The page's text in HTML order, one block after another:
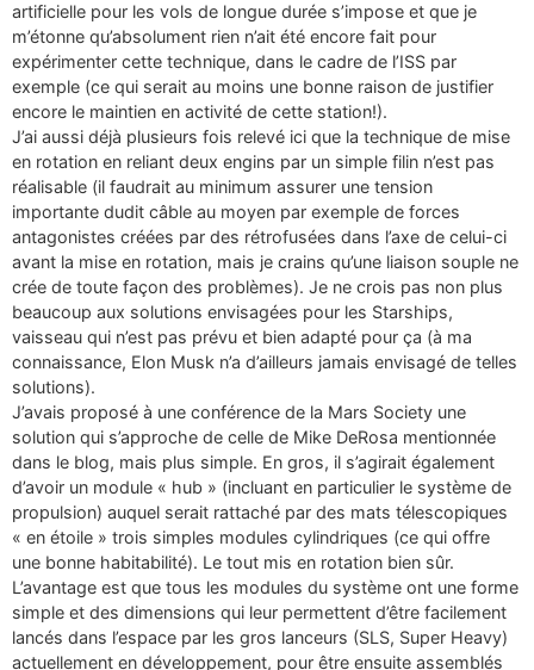
artificielle pour les vols de longue durée s’impose et que je
m’étonne qu’absolument rien n’ait été encore fait pour
expérimenter cette technique, dans le cadre de l’ISS par
exemple (ce qui serait au moins une bonne raison de justifier
encore le maintien en activité de cette station!).
J’ai aussi déjà plusieurs fois relevé ici que la technique de mise
en rotation en reliant deux engins par un simple filin n’est pas
réalisable (il faudrait au minimum assurer une tension
importante dudit câble au moyen par exemple de forces
antagonistes créées par des rétrofusées dans l’axe de celui-ci
avant la mise en rotation, mais je crains qu’une liaison souple ne
crée de toute façon des problèmes). Je ne crois pas non plus
beaucoup aux solutions envisagées pour les Starships,
vaisseau qui n’est pas prévu et bien adapté pour ça (à ma
connaissance, Elon Musk n’a d’ailleurs jamais envisagé de telles
solutions).
J’avais proposé à une conférence de la Mars Society une
solution qui s’approche de celle de Mike DeRosa mentionnée
dans le blog, mais plus simple. En gros, il s’agirait également
d’avoir un module « hub » (incluant en particulier le système de
propulsion) auquel serait rattaché par des mats télescopiques
« en étoile » trois simples modules cylindriques (ce qui offre
une bonne habitabilité). Le tout mis en rotation bien sûr.
L’avantage est que tous les modules du système ont une forme
simple et des dimensions qui leur permettent d’être facilement
lancés dans l’espace par les gros lanceurs (SLS, Super Heavy)
actuellement en développement, pour être ensuite assemblés